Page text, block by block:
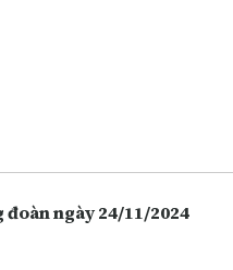
ngày 24/11/2024